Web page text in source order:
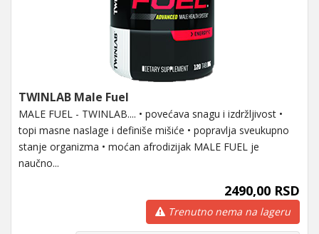
TWINLAB Male Fuel
MALE FUEL - TWINLAB.... • povećava snagu i izdržljivost •
topi masne naslage i definiše mišiće • popravlja sveukupno
stanje organizma • moćan afrodizijak MALE FUEL je
naučno...
2490,00 RSD
Trenutno nema na lageru